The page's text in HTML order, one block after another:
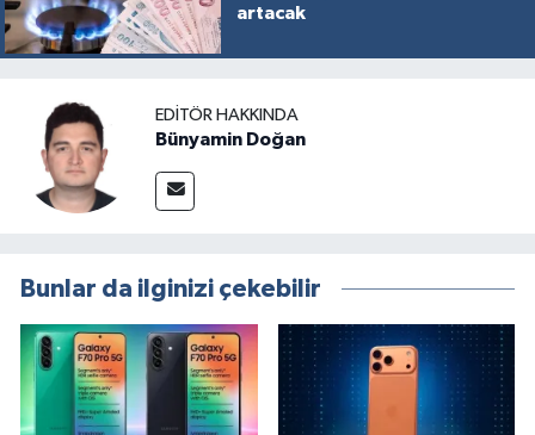
artacak
EDITÖR HAKKINDA
Bünyamin Doğan
Bunlar da ilginizi çekebilir